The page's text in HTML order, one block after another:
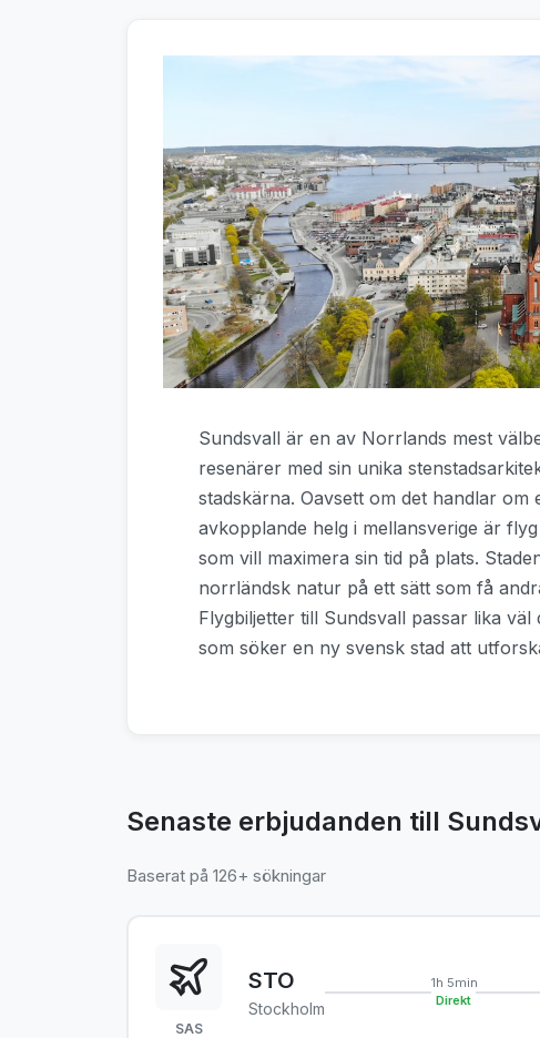
Sundsvall är en av Norrlands mest
resenärer med sin unika
stadskärna. Oavsett om det handlar
avkopplande helg i mellansverige är
som vill maximera sin tid på plats.
norrländsk natur på ett sätt som få
Flygbiljetter till Sundsvall passar lika
som söker en ny svensk stad att
Senaste erbjudanden till
Baserat på 126+ sökningar
SAS
STO
Stockholm
1h 5min
Direkt